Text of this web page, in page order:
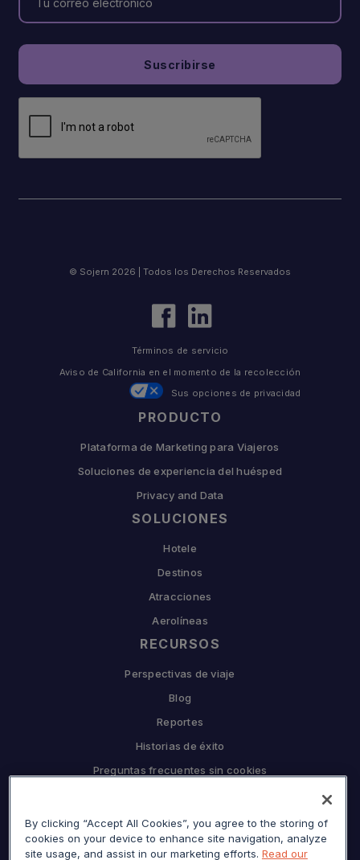
PRODUCTO
Plataforma de Marketing para Viajeros
Soluciones de experiencia del huésped
Privacy and Data
SOLUCIONES
Hotele
Destinos
Atracciones
Aerolíneas
RECURSOS
Perspectivas de viaje
Blog
Reportes
Historias de éxito
Preguntas frecuentes sin cookies
Por qué Sojern
© Sojern 2026 | Todos los Derechos Reservados
Términos de servicio
Aviso de California en el momento de la recolección
Sus opciones de privacidad
By clicking “Accept All Cookies”, you agree to the storing of
cookies on your device to enhance site navigation, analyze
site usage, and assist in our marketing efforts. Read our